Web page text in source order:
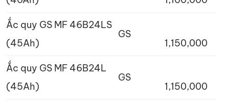
Ắc quy GS MF 46B24LS
(45Ah)
GS
1,150,000
Ắc quy GS MF 46B24L
(45Ah)
GS
1,150,000